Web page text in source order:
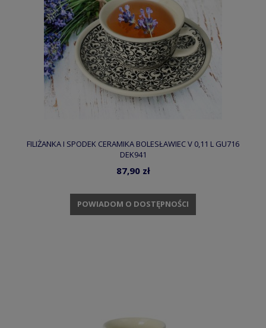
FILIŻANKA I SPODEK CERAMIKA BOLESŁAWIEC V 0,11 L GU716
DEK941
87,90 zł
POWIADOM O DOSTĘPNOŚCI